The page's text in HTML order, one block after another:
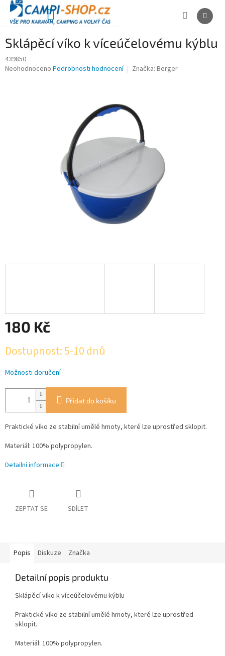
Přejít
obsah
NÁKUPNÍ
Sklápěcí víko k víceúčelovému kýblu
439850
Průměrné
Neohodnoceno Podrobnosti hodnocení Značka: Berger
180 Kč
cena:
Dostupnost: 5-10 dnů
Možnosti doručení
Přidat do košíku
Praktické víko ze stabilní umělé hmoty, které lze uprostřed sklopit.
Materiál: 100% polypropylen.
Detailní informace
ZEPTAT SE SDÍLET
Popis Diskuze Značka
Detailní popis produktu
Sklápěcí víko k víceúčelovému kýblu
Praktické víko ze stabilní umělé hmoty, které lze uprostřed
sklopit.
Materiál: 100% polypropylen.